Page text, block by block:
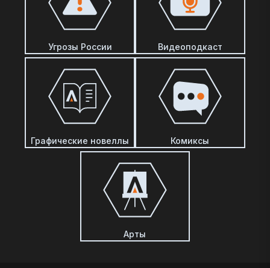
Угрозы России Видеоподкаст
Графические новеллы Комиксы
Арты